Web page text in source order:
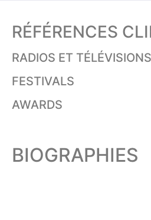
RÉFÉRENCES
RADIOS ET TÉLÉVISIONS
FESTIVALS
AWARDS
BIOGRAPHIES